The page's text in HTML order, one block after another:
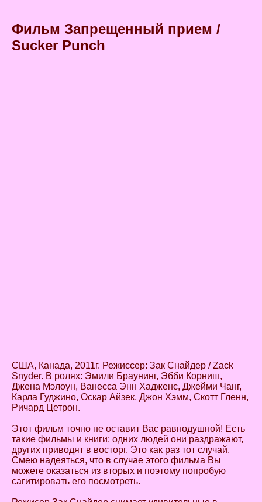
Фильм Запрещенный прием /
Sucker Punch
США, Канада, 2011г. Режиссер: Зак Снайдер / Zack
Snyder. В ролях: Эмили Браунинг, Эбби Корниш,
Джена Мэлоун, Ванесса Энн Хадженс, Джейми Чанг,
Карла Гуджино, Оскар Айзек, Джон Хэмм, Скотт Гленн,
Ричард Цетрон.
Этот фильм точно не оставит Вас равнодушной! Есть
такие фильмы и книги: одних людей они раздражают,
других приводят в восторг. Это как раз тот случай.
Смею надеяться, что в случае этого фильма Вы
можете оказаться из вторых и поэтому попробую
сагитировать его посмотреть.